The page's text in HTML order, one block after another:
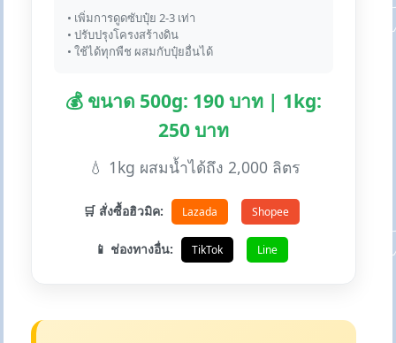
• เพิ่มการดูดซับปุ๋ย 2-3 เท่า
• ปรับปรุงโครงสร้างดิน
• ใช้ได้ทุกพืช ผสมกับปุ๋ยอื่นได้
💰 ขนาด 500g: 190 บาท | 1kg:
250 บาท
💧 1kg ผสมน้ำได้ถึง 2,000 ลิตร
🛒 สั่งซื้อฮิวมิค: Lazada Shopee
📱 ช่องทางอื่น: TikTok Line